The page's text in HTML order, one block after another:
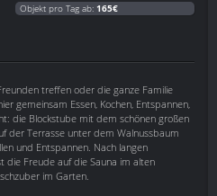
Objekt pro Tag ab: 165€
treffen oder die ganze Familie
gemeinsam Essen, Kochen, Entspannen,
die Blockstube mit dem schönen großen
der Terrasse unter dem Walnussbaum
und Entspannen. Nach langen
die Freude auf die Sauna im alten
im Garten.